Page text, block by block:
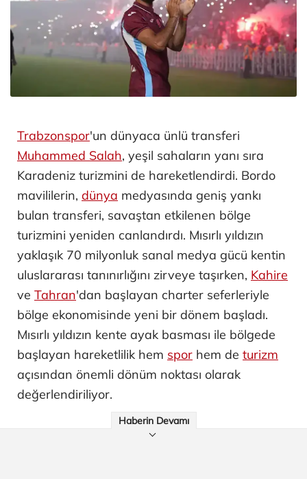
Trabzonspor'un dünyaca ünlü transferi
Muhammed Salah, yeşil sahaların yanı sıra
Karadeniz turizmini de hareketlendirdi. Bordo
mavililerin, dünya medyasında geniş yankı
bulan transferi, savaştan etkilenen bölge
turizmini yeniden canlandırdı. Mısırlı yıldızın
yaklaşık 70 milyonluk sanal medya gücü kentin
uluslararası tanınırlığını zirveye taşırken, Kahire
ve Tahran'dan başlayan charter seferleriyle
bölge ekonomisinde yeni bir dönem başladı.
Mısırlı yıldızın kente ayak basması ile bölgede
başlayan hareketlilik hem spor hem de turizm
açısından önemli dönüm noktası olarak
değerlendiriliyor.
Haberin Devamı